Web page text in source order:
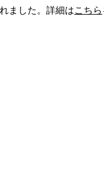
ました。詳細はこちら